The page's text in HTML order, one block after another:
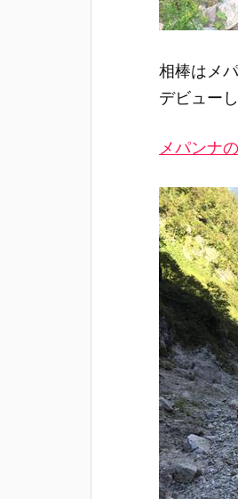
相棒はメ
デビュー
メパンナ